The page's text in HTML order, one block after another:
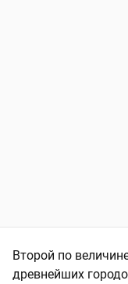
Второй по
древнейших